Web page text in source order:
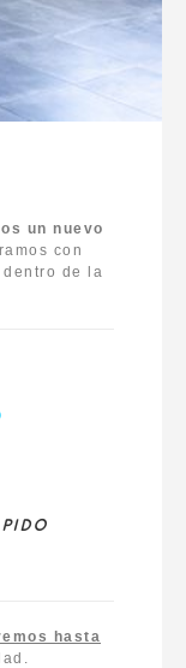
un nuevo
con
de la
hasta